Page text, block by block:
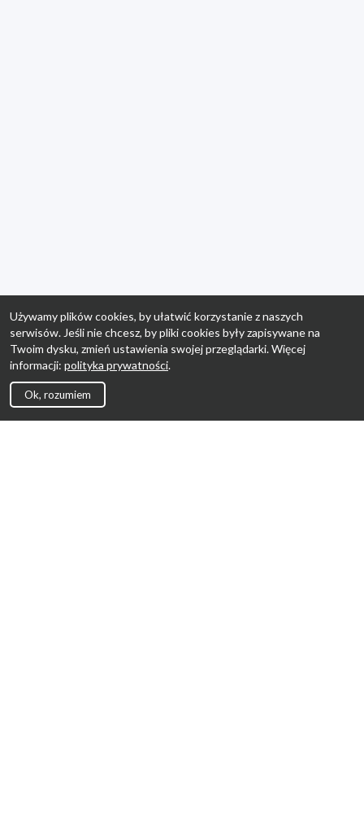
Używamy plików cookies, by ułatwić korzystanie z naszych
serwisów. Jeśli nie chcesz, by pliki cookies były zapisywane na
Twoim dysku, zmień ustawienia swojej przeglądarki. Więcej
informacji: polityka prywatności.
Ok, rozumiem